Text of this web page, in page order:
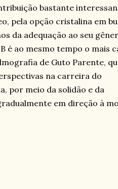
bastante
pela opção cristalina em
da adequação ao seu
é ao mesmo tempo o mais
de Guto Parente,
na carreira do
por meio da solidão e da
em direção à